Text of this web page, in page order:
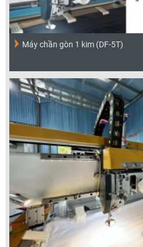
Máy chần gòn 1 kim (DF-5T)